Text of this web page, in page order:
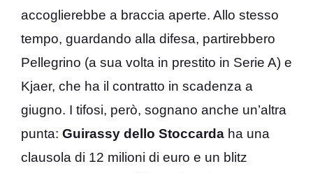
accoglierebbe a braccia aperte. Allo stesso
tempo, guardando alla difesa, partirebbero
Pellegrino (a sua volta in prestito in Serie A) e
Kjaer, che ha il contratto in scadenza a
giugno. I tifosi, però, sognano anche un’altra
punta: Guirassy dello Stoccarda ha una
clausola di 12 milioni di euro e un blitz